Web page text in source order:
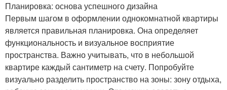
Планировка: основа успешного дизайна
Первым шагом в оформлении однокомнатной квартиры
является правильная планировка. Она определяет
функциональность и визуальное восприятие
пространства. Важно учитывать, что в небольшой
квартире каждый сантиметр на счету. Попробуйте
визуально разделить пространство на зоны: зону отдыха,